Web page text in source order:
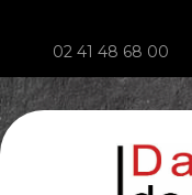
Main
02 41 48 68 00